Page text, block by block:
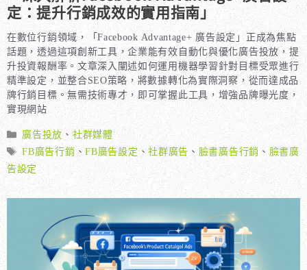
定：提升行銷成效的實用指南」
在數位行銷領域，「Facebook Advantage+ 廣告設定」正成為焦點
話題，透過這項創新工具，企業能有效自動化與優化廣告投放，提
升投資報酬率。文章深入闡述如何運用機器學習針對目標受眾進行
精準設定，並整合SEO策略，將數據轉化為實際洞察，從而達成品
牌行銷目標。無需技術專才，即可掌握此工具，增強品牌曝光度，
實現網站
分
類
廣告投放 、 社群媒體
標
籤
FB廣告行銷 、FB廣告設定 、社群廣告 、 臉書廣告行銷 、 臉書廣
告設定